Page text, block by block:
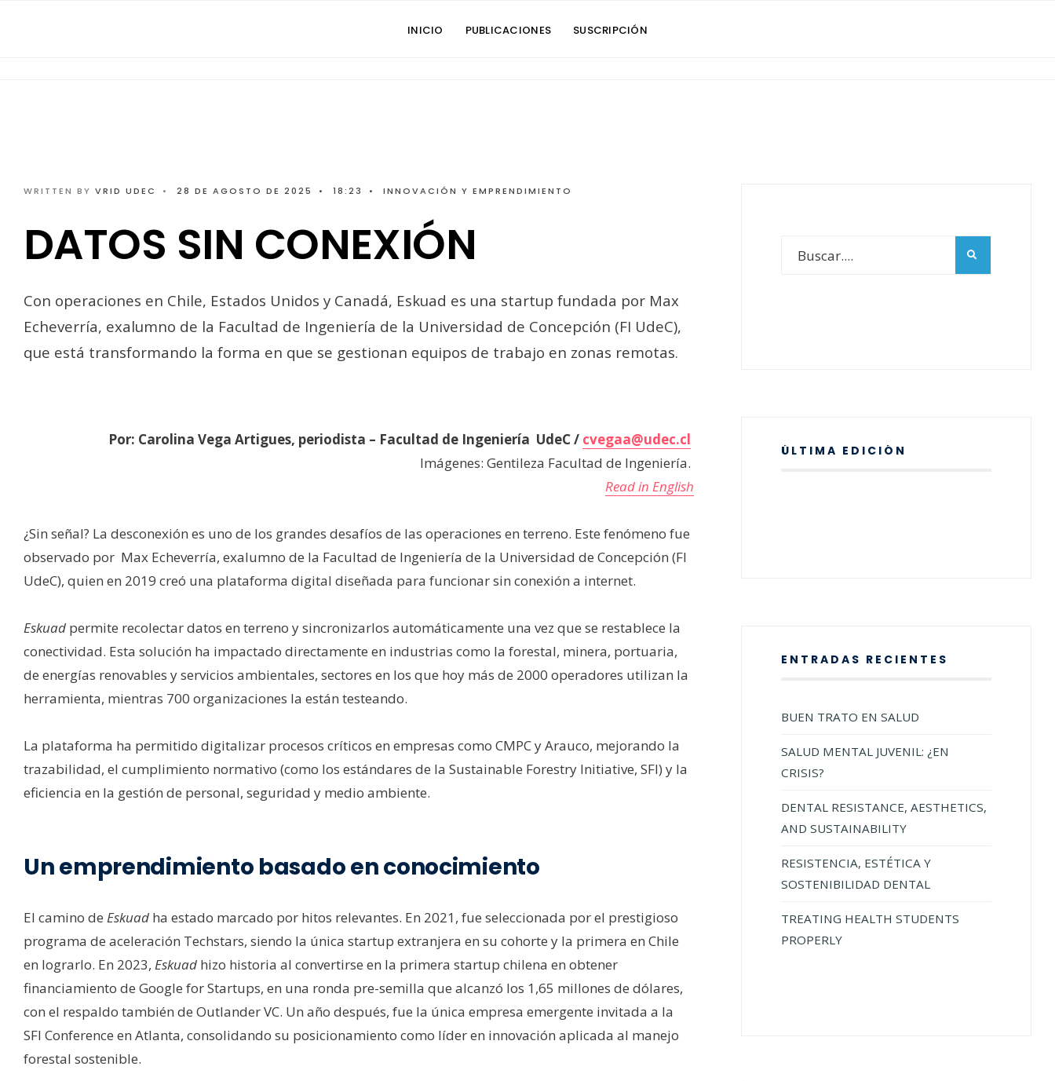
INICIO PUBLICACIONES SUSCRIPCIÓN
WRITTEN BY VRID UDEC • 28 DE AGOSTO DE 2025 • 18:23 • INNOVACIÓN Y EMPRENDIMIENTO
DATOS SIN CONEXIÓN
Con operaciones en Chile, Estados Unidos y Canadá, Eskuad es una startup fundada por Max
Echeverría, exalumno de la Facultad de Ingeniería de la Universidad de Concepción (FI UdeC),
que está transformando la forma en que se gestionan equipos de trabajo en zonas remotas.
Por: Carolina Vega Artigues, periodista – Facultad de Ingeniería UdeC / cvegaa@udec.cl
Imágenes: Gentileza Facultad de Ingeniería.
Read in English
¿Sin señal? La desconexión es uno de los grandes desafíos de las operaciones en terreno. Este fenómeno fue
observado por Max Echeverría, exalumno de la Facultad de Ingeniería de la Universidad de Concepción (FI
UdeC), quien en 2019 creó una plataforma digital diseñada para funcionar sin conexión a internet.
Eskuad permite recolectar datos en terreno y sincronizarlos automáticamente una vez que se restablece la
conectividad. Esta solución ha impactado directamente en industrias como la forestal, minera, portuaria,
de energías renovables y servicios ambientales, sectores en los que hoy más de 2000 operadores utilizan la
herramienta, mientras 700 organizaciones la están testeando.
La plataforma ha permitido digitalizar procesos críticos en empresas como CMPC y Arauco, mejorando la
trazabilidad, el cumplimiento normativo (como los estándares de la Sustainable Forestry Initiative, SFI) y la
eficiencia en la gestión de personal, seguridad y medio ambiente.
Un emprendimiento basado en conocimiento
El camino de Eskuad ha estado marcado por hitos relevantes. En 2021, fue seleccionada por el prestigioso
programa de aceleración Techstars, siendo la única startup extranjera en su cohorte y la primera en Chile
en lograrlo. En 2023, Eskuad hizo historia al convertirse en la primera startup chilena en obtener
financiamiento de Google for Startups, en una ronda pre-semilla que alcanzó los 1,65 millones de dólares,
con el respaldo también de Outlander VC. Un año después, fue la única empresa emergente invitada a la
SFI Conference en Atlanta, consolidando su posicionamiento como líder en innovación aplicada al manejo
forestal sostenible.
ÚLTIMA EDICIÓN
ENTRADAS RECIENTES
BUEN TRATO EN SALUD
SALUD MENTAL JUVENIL: ¿EN
CRISIS?
DENTAL RESISTANCE, AESTHETICS,
AND SUSTAINABILITY
RESISTENCIA, ESTÉTICA Y
SOSTENIBILIDAD DENTAL
TREATING HEALTH STUDENTS
PROPERLY